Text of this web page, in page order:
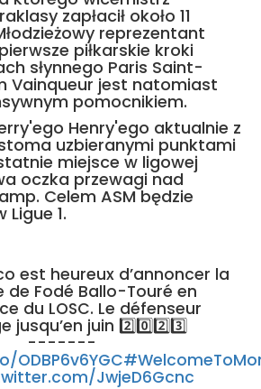
zapłacił około 11
reprezentant
pierwsze piłkarskie kroki
słynnego Paris Saint-
Vainqueur jest natomiast
pomocnikiem.
Henry'ego aktualnie z
uzbieranymi punktami
miejsce w ligowej
oczka przewagi nad
Celem ASM będzie
1.
est heureux d’annoncer la
de Fodé Ballo-Touré en
du LOSC. Le défenseur
jusqu’en juin 2⃣0⃣2⃣3⃣
-------
JwjeD6Gcnc